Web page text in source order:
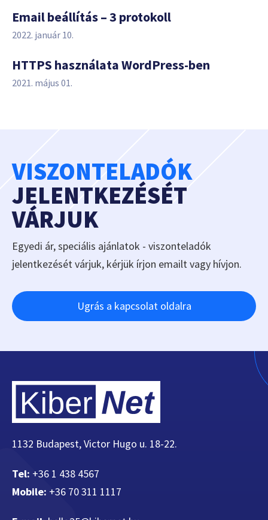
Email beállítás – 3 protokoll
2022. január 10.
HTTPS használata WordPress-ben
2021. május 01.
VISZONTELADÓK
JELENTKEZÉSÉT
VÁRJUK
Egyedi ár, speciális ajánlatok - viszonteladók
jelentkezését várjuk, kérjük írjon emailt vagy hívjon.
Ugrás a kapcsolat oldalra
1132 Budapest, Victor Hugo u. 18-22.
Tel: +36 1 438 4567
Mobile: +36 70 311 1117